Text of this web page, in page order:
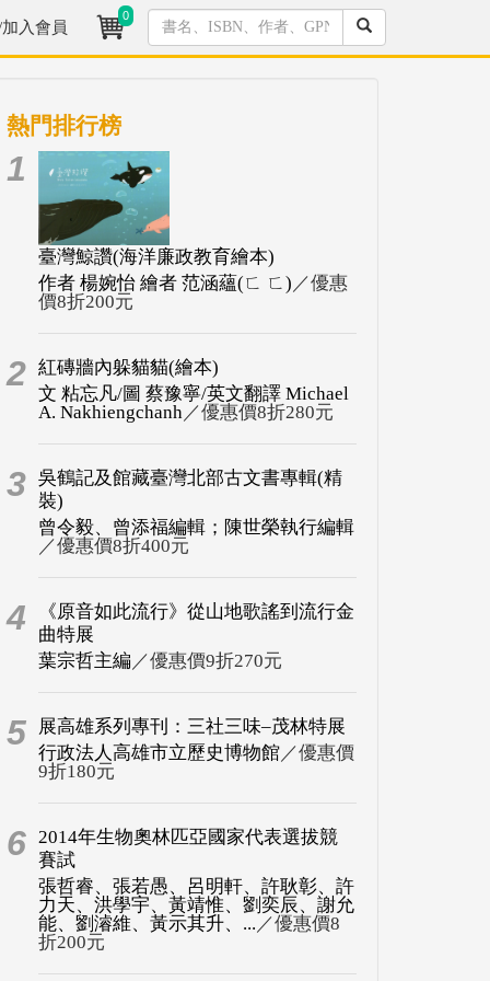
入會員
0
熱門排行榜
1
臺灣鯨讚(海洋廉政教育繪本)
作者 楊婉怡 繪者 范涵蘊(ㄈ ㄈ) ／優惠
價8折200元
2 紅磚牆內躲貓貓(繪本)
文 粘忘凡/圖 蔡豫寧/英文翻譯 Michael
A. Nakhiengchanh／優惠價8折280元
3 吳鶴記及館藏臺灣北部古文書專輯(精
裝)
曾令毅、曾添福編輯；陳世榮執行編輯
／優惠價8折400元
4
《原音如此流行》從山地歌謠到流行金
曲特展
葉宗哲主編 ／優惠價9折270元
5
展高雄系列專刊：三社三味–茂林特展
行政法人高雄市立歷史博物館／優惠價
9折180元
6 2014年生物奧林匹亞國家代表選拔競
賽試
張哲睿、張若愚、呂明軒、許耿彰、許
力天、洪學宇、黃靖惟、劉奕辰、謝允
能、劉濬維、黃示其升、... ／優惠價8
折200元